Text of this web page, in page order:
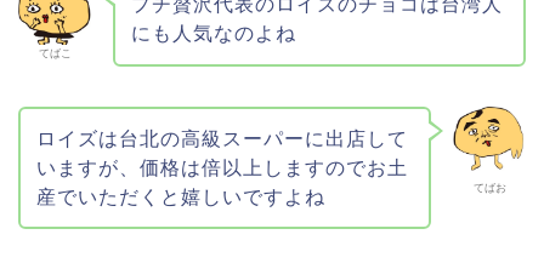
てばこ
プチ贅沢代表のロイズのチョコは台湾人
にも人気なのよね
てばお
ロイズは台北の高級スーパーに出店して
いますが、価格は倍以上しますのでお土
産でいただくと嬉しいですよね